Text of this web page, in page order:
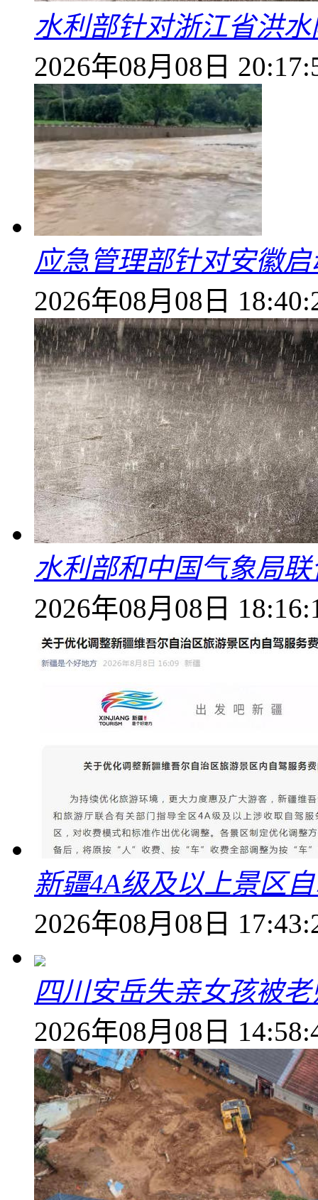
水利部针对浙江省洪
2026年08月08日
应急管理部针对安徽
2026年08月08日
水利部和中国气象局
2026年08月08日
新疆4A级及以上景区
2026年08月08日
四川安岳失亲女孩被
2026年08月08日